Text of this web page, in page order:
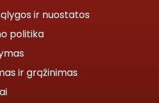
ir nuostatos
politika
ir grąžinimas